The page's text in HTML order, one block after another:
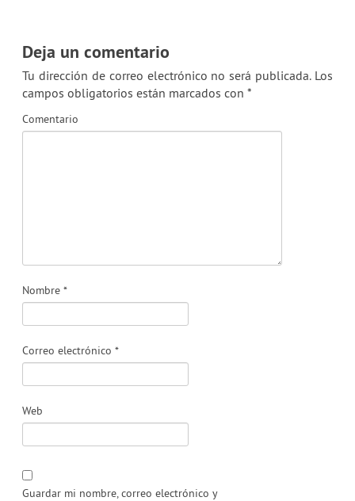
Deja un comentario
Tu dirección de correo electrónico no será publicada.Los
campos obligatorios están marcados con *
Comentario
Nombre *
Correo electrónico *
Web
Guardar mi nombre, correo electrónico y